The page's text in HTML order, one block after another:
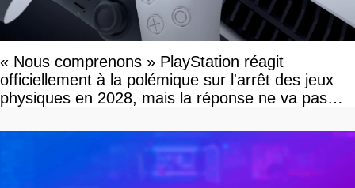
« Nous comprenons » PlayStation réagit
officiellement à la polémique sur l'arrêt des jeux
physiques en 2028, mais la réponse ne va pas